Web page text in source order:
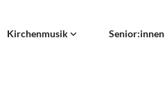
Kirchenmusik Senior:innen